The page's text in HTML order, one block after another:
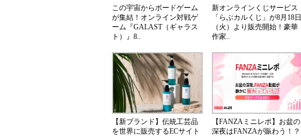
この宇宙からボードゲーム
が集結！オンライン対戦ゲ
ーム『GALAST（ギャラス
ト）』8..
新オンラインくじサービス
「らぶカルくじ」が8月18日
（火）より販売開始！豪華
作家..
【新ブランド】伝統工芸品
を世界に販売するECサイト
【FANZAミニレポ】お盆の
深夜はFANZAが賑わう！？